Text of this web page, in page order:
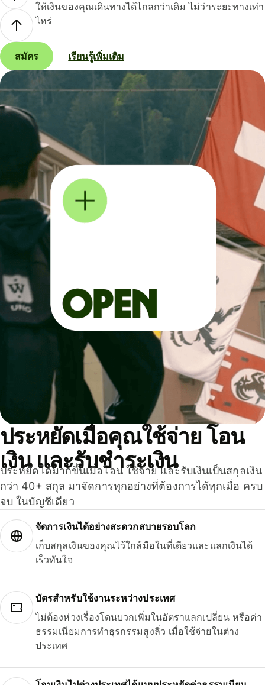
ให้เงินของคุณเดินทางได้ไกลกว่าเดิม ไม่ว่าระยะทางเท่า
ไหร่
สมัคร เรียนรู้เพิ่มเติม
ประหยัดเมื่อคุณใช้จ่าย โอน
เงิน และรับชำระเงิน
ประหยัดได้มากขึ้นเมื่อโอน ใช้จ่าย และรับเงินเป็นสกุลเงิน
กว่า 40+ สกุล มาจัดการทุกอย่างที่ต้องการได้ทุกเมื่อ ครบ
จบ ในบัญชีเดียว
จัดการเงินได้อย่างสะดวกสบายรอบโลก
เก็บสกุลเงินของคุณไว้ใกล้มือในที่เดียวและแลกเงินได้
เร็วทันใจ
บัตรสำหรับใช้งานระหว่างประเทศ
ไม่ต้องห่วงเรื่องโดนบวกเพิ่มในอัตราแลกเปลี่ยน หรือค่า
ธรรมเนียมการทำธุรกรรมสูงลิ่ว เมื่อใช้จ่ายในต่าง
ประเทศ